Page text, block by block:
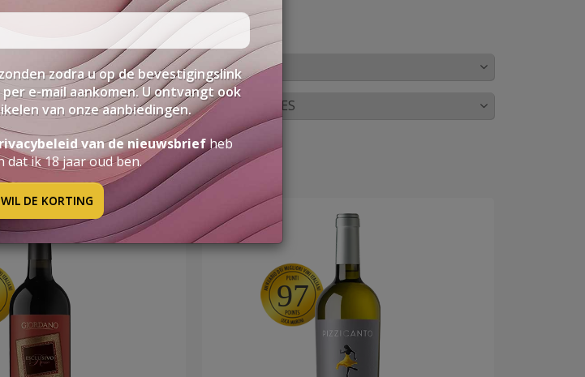
KLEUR
COMBINATIES
APULIË
97
zodra u op de bevestigingslink
e-mail aankomen. U ontvangt ook
van onze aanbiedingen.
van de nieuwsbriefheb
dat ik 18 jaar oud ben.
DE KORTING